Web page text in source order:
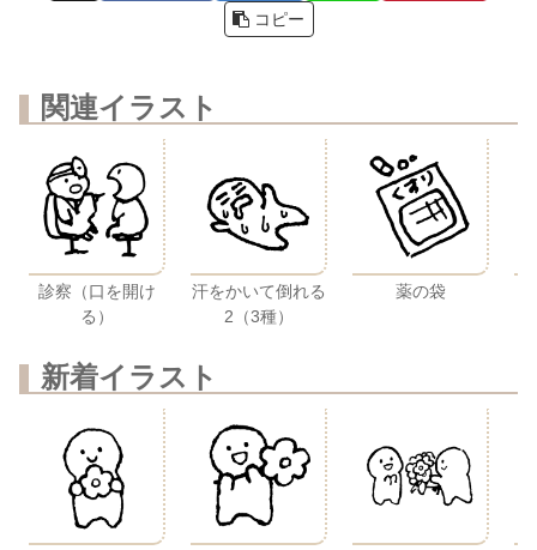
コピー
関連イラスト
診察（口を開け
る）
汗をかいて倒れる
2（3種）
薬の袋
新着イラスト